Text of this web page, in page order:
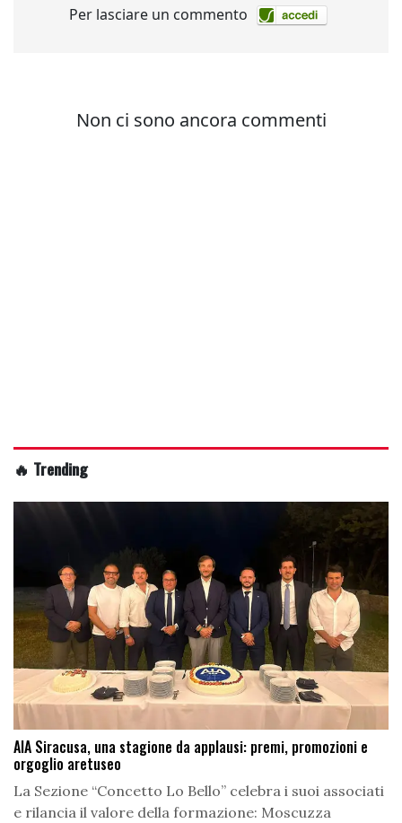
🔥 Trending
AIA Siracusa, una stagione da applausi: premi, promozioni e
orgoglio aretuseo
La Sezione “Concetto Lo Bello” celebra i suoi associati
e rilancia il valore della formazione: Moscuzza